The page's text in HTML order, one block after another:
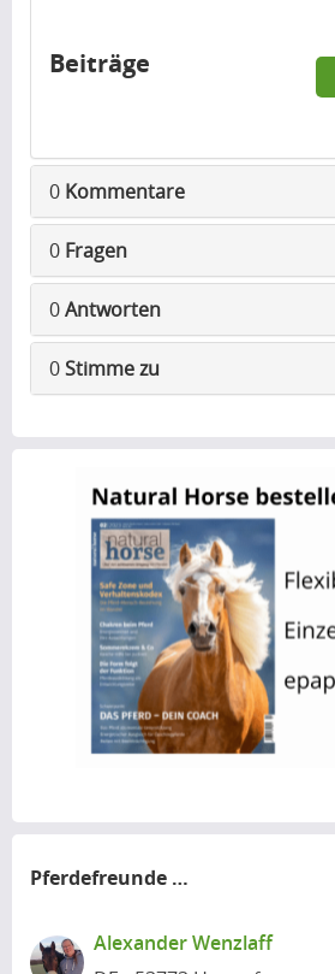
Beiträge
0 Kommentare
0 Fragen
0Antworten
0Stimme zu
Pferdefreunde
in der Nähe
Alexander Wenzlaff